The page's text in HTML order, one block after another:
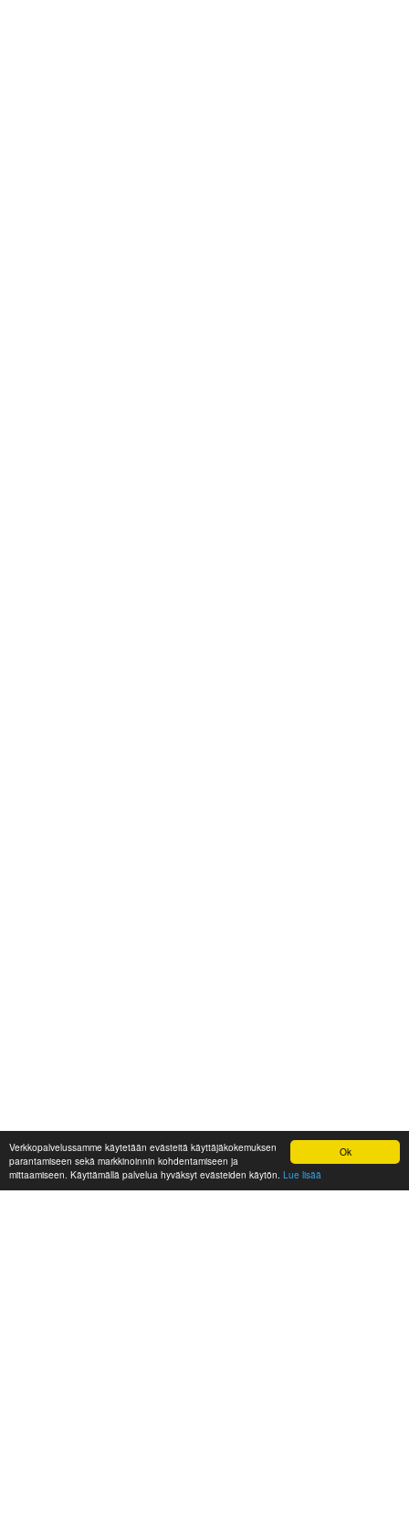
Ok
Verkkopalvelussamme käytetään evästeitä käyttäjäkokemuksen
parantamiseen sekä markkinoinnin kohdentamiseen ja
mittaamiseen. Käyttämällä palvelua hyväksyt evästeiden käytön. Lue lisää